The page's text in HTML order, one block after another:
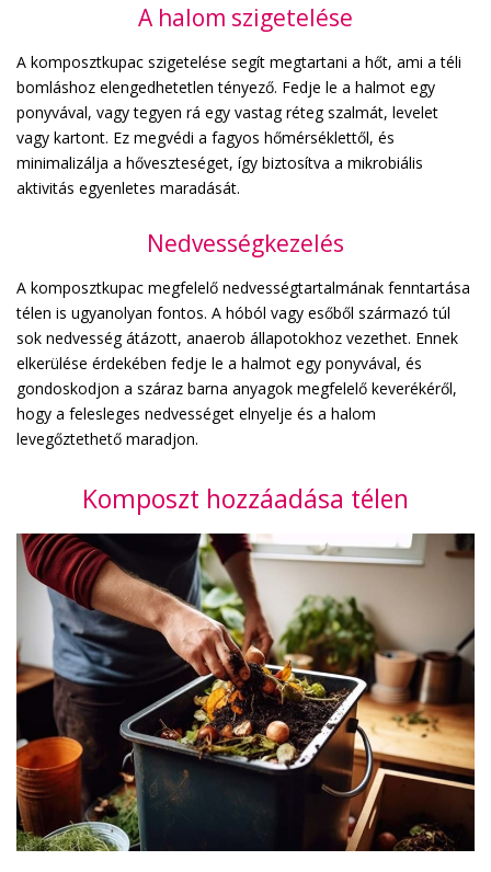
A halom szigetelése
A komposztkupac szigetelése segít megtartani a hőt, ami a téli
bomláshoz elengedhetetlen tényező. Fedje le a halmot egy
ponyvával, vagy tegyen rá egy vastag réteg szalmát, levelet
vagy kartont. Ez megvédi a fagyos hőmérséklettől, és
minimalizálja a hőveszteséget, így biztosítva a mikrobiális
aktivitás egyenletes maradását.
Nedvességkezelés
A komposztkupac megfelelő nedvességtartalmának fenntartása
télen is ugyanolyan fontos. A hóból vagy esőből származó túl
sok nedvesség átázott, anaerob állapotokhoz vezethet. Ennek
elkerülése érdekében fedje le a halmot egy ponyvával, és
gondoskodjon a száraz barna anyagok megfelelő keverékéről,
hogy a felesleges nedvességet elnyelje és a halom
levegőztethető maradjon.
Komposzt hozzáadása télen